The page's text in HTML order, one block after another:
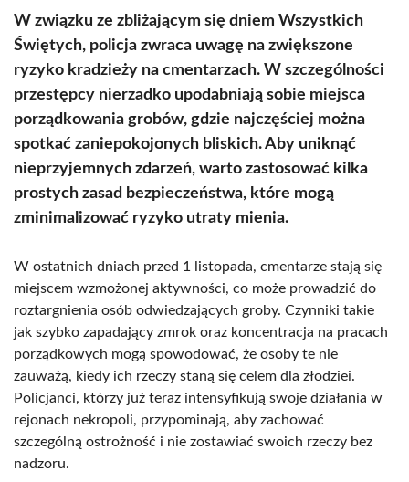
W związku ze zbliżającym się dniem Wszystkich
Świętych, policja zwraca uwagę na zwiększone
ryzyko kradzieży na cmentarzach. W szczególności
przestępcy nierzadko upodabniają sobie miejsca
porządkowania grobów, gdzie najczęściej można
spotkać zaniepokojonych bliskich. Aby uniknąć
nieprzyjemnych zdarzeń, warto zastosować kilka
prostych zasad bezpieczeństwa, które mogą
zminimalizować ryzyko utraty mienia.
W ostatnich dniach przed 1 listopada, cmentarze stają się
miejscem wzmożonej aktywności, co może prowadzić do
roztargnienia osób odwiedzających groby. Czynniki takie
jak szybko zapadający zmrok oraz koncentracja na pracach
porządkowych mogą spowodować, że osoby te nie
zauważą, kiedy ich rzeczy staną się celem dla złodziei.
Policjanci, którzy już teraz intensyfikują swoje działania w
rejonach nekropoli, przypominają, aby zachować
szczególną ostrożność i nie zostawiać swoich rzeczy bez
nadzoru.